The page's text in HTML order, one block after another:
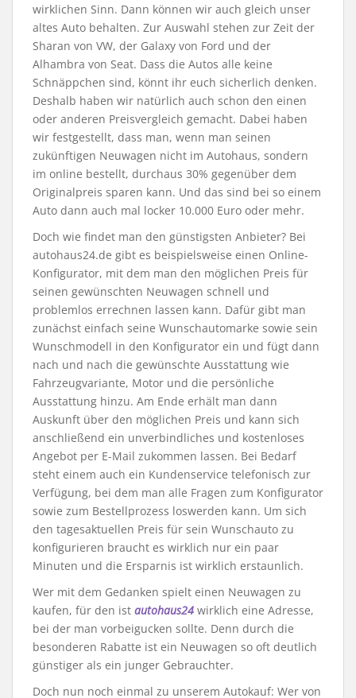
wirklichen Sinn. Dann können wir auch gleich unser
altes Auto behalten. Zur Auswahl stehen zur Zeit der
Sharan von VW, der Galaxy von Ford und der
Alhambra von Seat. Dass die Autos alle keine
Schnäppchen sind, könnt ihr euch sicherlich denken.
Deshalb haben wir natürlich auch schon den einen
oder anderen Preisvergleich gemacht. Dabei haben
wir festgestellt, dass man, wenn man seinen
zukünftigen Neuwagen nicht im Autohaus, sondern
im online bestellt, durchaus 30% gegenüber dem
Originalpreis sparen kann. Und das sind bei so einem
Auto dann auch mal locker 10.000 Euro oder mehr.
Doch wie findet man den günstigsten Anbieter? Bei
autohaus24.de gibt es beispielsweise einen Online-
Konfigurator, mit dem man den möglichen Preis für
seinen gewünschten Neuwagen schnell und
problemlos errechnen lassen kann. Dafür gibt man
zunächst einfach seine Wunschautomarke sowie sein
Wunschmodell in den Konfigurator ein und fügt dann
nach und nach die gewünschte Ausstattung wie
Fahrzeugvariante, Motor und die persönliche
Ausstattung hinzu. Am Ende erhält man dann
Auskunft über den möglichen Preis und kann sich
anschließend ein unverbindliches und kostenloses
Angebot per E-Mail zukommen lassen. Bei Bedarf
steht einem auch ein Kundenservice telefonisch zur
Verfügung, bei dem man alle Fragen zum Konfigurator
sowie zum Bestellprozess loswerden kann. Um sich
den tagesaktuellen Preis für sein Wunschauto zu
konfigurieren braucht es wirklich nur ein paar
Minuten und die Ersparnis ist wirklich erstaunlich.
Wer mit dem Gedanken spielt einen Neuwagen zu
kaufen, für den ist autohaus24 wirklich eine Adresse,
bei der man vorbeigucken sollte. Denn durch die
besonderen Rabatte ist ein Neuwagen so oft deutlich
günstiger als ein junger Gebrauchter.
Doch nun noch einmal zu unserem Autokauf: Wer von